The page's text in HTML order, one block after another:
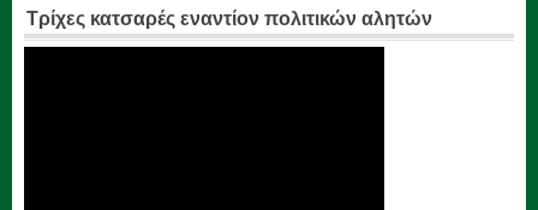
Τρίχες κατσαρές εναντίον πολιτικών αλητών